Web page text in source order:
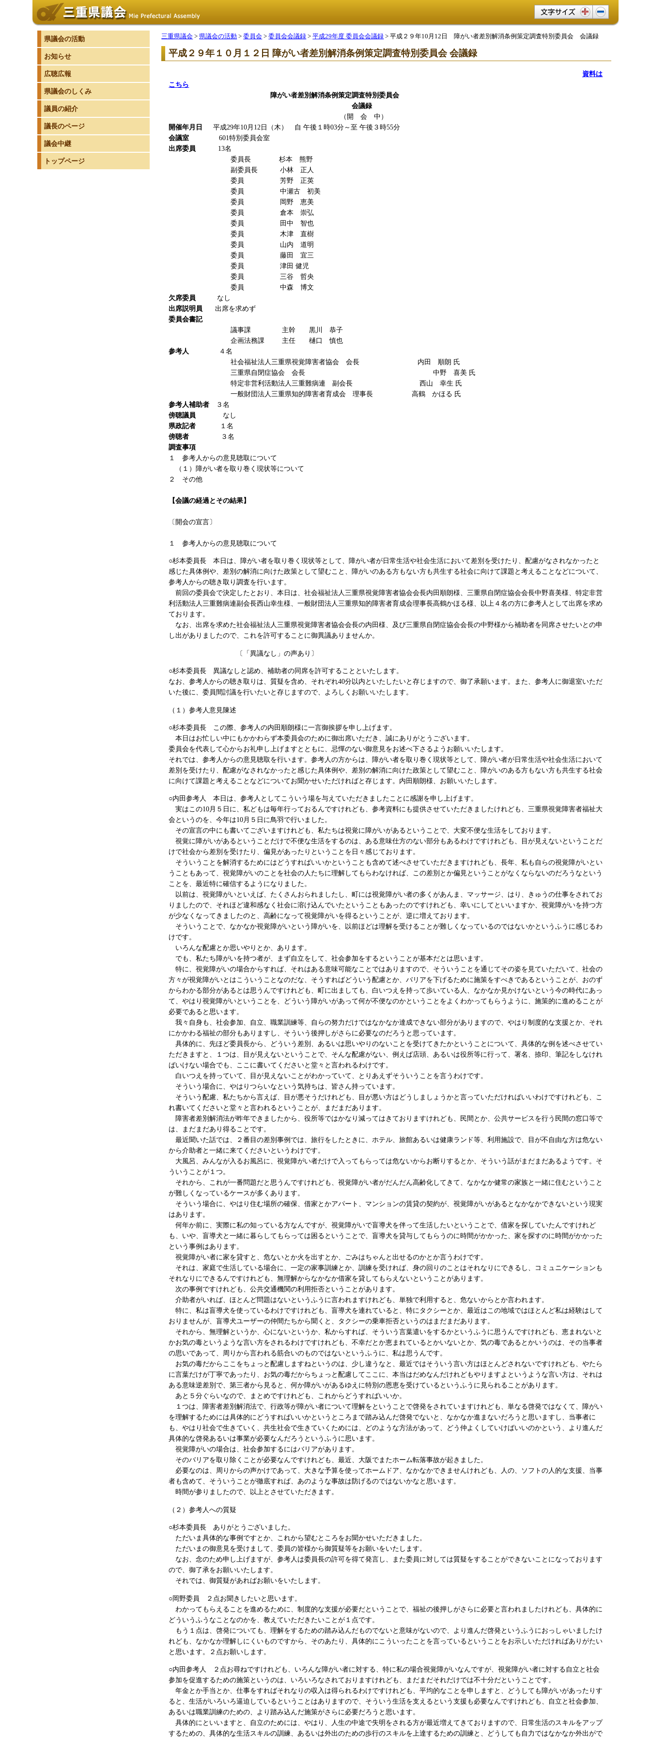
文字サイズ変更
三重県議会 > 県議会の活動 >委員会 >委員会会議録 >平成29年度 委員会会議録 > 平成２９年10月12日 障がい者差別解消条例策定調査特別委員会 会議録
平成２９年１０月１２日 障がい者差別解消条例策定調査特別委員会 会議録
資料は
こちら
障がい者差別解消条例策定調査特別委員会
会議録
（開 会 中）
開催年月日
平成29年10月12日（木） 自 午後１時03分～至 午後３時55分
会議室 601特別委員会室
出席委員 13名
委員長 杉本 熊野
副委員長 小林 正人
委員 芳野 正英
委員 中瀬古 初美
委員 岡野 恵美
委員 倉本 崇弘
委員 田中 智也
委員 木津 直樹
委員 山内 道明
委員 藤田 宜三
委員 津田 健児
委員 三谷 哲央
委員 中森 博文
欠席委員 なし
出席説明員 出席を求めず
委員会書記
議事課 主幹 黒川 恭子
企画法務課 主任 樋口 慎也
参考人
４名
社会福祉法人三重県視覚障害者協会 会長 内田 順朗 氏
三重県自閉症協会 会長 中野 喜美 氏
特定非営利活動法人三重難病連 副会長 西山 幸生 氏
一般財団法人三重県知的障害者育成会 理事長 高鶴 かほる 氏
参考人補助者 ３名
傍聴議員 なし
県政記者 １名
傍聴者 ３名
調査事項
１ 参考人からの意見聴取について
（１）障がい者を取り巻く現状等について
２ その他
【会議の経過とその結果】
〔開会の宣言〕
１ 参考人からの意見聴取について
○杉本委員長 本日は、障がい者を取り巻く現状等として、障がい者が日常生活や社会生活において差別を受けたり、配慮がなされなかったと
感じた具体例や、差別の解消に向けた政策として望むこと、障がいのある方もない方も共生する社会に向けて課題と考えることなどについて、
参考人からの聴き取り調査を行います。
前回の委員会で決定したとおり、本日は、社会福祉法人三重県視覚障害者協会会長内田順朗様、三重県自閉症協会会長中野喜美様、特定非営
利活動法人三重難病連副会長西山幸生様、一般財団法人三重県知的障害者育成会理事長高鶴かほる様、以上４名の方に参考人として出席を求め
ております。
なお、出席を求めた社会福祉法人三重県視覚障害者協会会長の内田様、及び三重県自閉症協会会長の中野様から補助者を同席させたいとの申
し出がありましたので、これを許可することに御異議ありませんか。
〔「異議なし」の声あり〕
○杉本委員長 異議なしと認め、補助者の同席を許可することといたします。
なお、参考人からの聴き取りは、質疑を含め、それぞれ40分以内といたしたいと存じますので、御了承願います。また、参考人に御退室いただ
いた後に、委員間討議を行いたいと存じますので、よろしくお願いいたします。
（１）参考人意見陳述
○杉本委員長 この際、参考人の内田順朗様に一言御挨拶を申し上げます。
本日はお忙しい中にもかかわらず本委員会のために御出席いただき、誠にありがとうございます。
委員会を代表して心からお礼申し上げますとともに、忌憚のない御意見をお述べ下さるようお願いいたします。
それでは、参考人からの意見聴取を行います。参考人の方からは、障がい者を取り巻く現状等として、障がい者が日常生活や社会生活において
差別を受けたり、配慮がなされなかったと感じた具体例や、差別の解消に向けた政策として望むこと、障がいのある方もない方も共生する社会
に向けて課題と考えることなどについてお聞かせいただければと存じます。内田順朗様、お願いいたします。
○内田参考人 本日は、参考人としてこういう場を与えていただきましたことに感謝を申し上げます。
実はこの10月５日に、私どもは毎年行っておるんですけれども、参考資料にも提供させていただきましたけれども、三重県視覚障害者福祉大
会というのを、今年は10月５日に鳥羽で行いました。
その宣言の中にも書いてございますけれども、私たちは視覚に障がいがあるということで、大変不便な生活をしております。
視覚に障がいがあるということだけで不便な生活をするのは、ある意味仕方のない部分もあるわけですけれども、目が見えないということだ
けで社会から差別を受けたり、偏見があったりということを日々感じております。
そういうことを解消するためにはどうすればいいかということも含めて述べさせていただきますけれども、長年、私も自らの視覚障がいとい
うこともあって、視覚障がいのことを社会の人たちに理解してもらわなければ、この差別とか偏見ということがなくならないのだろうなという
ことを、最近特に確信するようになりました。
以前は、視覚障がいといえば、たくさんおられましたし、町には視覚障がい者の多くがあんま、マッサージ、はり、きゅうの仕事をされてお
りましたので、それほど違和感なく社会に溶け込んでいたということもあったのですけれども、幸いにしてといいますか、視覚障がいを持つ方
が少なくなってきましたのと、高齢になって視覚障がいを得るということが、逆に増えております。
そういうことで、なかなか視覚障がいという障がいを、以前ほどは理解を受けることが難しくなっているのではないかというふうに感じるわ
けです。
いろんな配慮とか思いやりとか、あります。
でも、私たち障がいを持つ者が、まず自立をして、社会参加をするということが基本だとは思います。
特に、視覚障がいの場合からすれば、それはある意味可能なことではありますので、そういうことを通じてその姿を見ていただいて、社会の
方々が視覚障がいとはこういうことなのだな、そうすればどういう配慮とか、バリアを下げるために施策をすべきであるということが、おのず
からわかる部分があるとは思うんですけれども、町に出ましても、白いつえを持って歩いている人、なかなか見かけないという今の時代にあっ
て、やはり視覚障がいということを、どういう障がいがあって何が不便なのかということをよくわかってもらうように、施策的に進めることが
必要であると思います。
我々自身も、社会参加、自立、職業訓練等、自らの努力だけではなかなか達成できない部分がありますので、やはり制度的な支援とか、それ
にかかわる福祉の部分もありますし、そういう後押しがさらに必要なのだろうと思っています。
具体的に、先ほど委員長から、どういう差別、あるいは思いやりのないことを受けてきたかということについて、具体的な例を述べさせてい
ただきますと、１つは、目が見えないということで、そんな配慮がない、例えば店頭、あるいは役所等に行って、署名、捺印、筆記をしなけれ
ばいけない場合でも、ここに書いてくださいと堂々と言われるわけです。
白いつえを持っていて、目が見えないことがわかっていて、とりあえずそういうことを言うわけです。
そういう場合に、やはりつらいなという気持ちは、皆さん持っています。
そういう配慮、私たちから言えば、目が悪そうだけれども、目が悪い方はどうしましょうかと言っていただければいいわけですけれども、こ
れ書いてくださいと堂々と言われるということが、まだまだあります。
障害者差別解消法が昨年できましたから、役所等ではかなり減ってはきておりますけれども、民間とか、公共サービスを行う民間の窓口等で
は、まだまだあり得ることです。
最近聞いた話では、２番目の差別事例では、旅行をしたときに、ホテル、旅館あるいは健康ランド等、利用施設で、目が不自由な方は危ない
から介助者と一緒に来てくださいというわけです。
大風呂、みんなが入るお風呂に、視覚障がい者だけで入ってもらっては危ないからお断りするとか、そういう話がまだまだあるようです。そ
ういうことが１つ。
それから、これが一番問題だと思うんですけれども、視覚障がい者がだんだん高齢化してきて、なかなか健常の家族と一緒に住むということ
が難しくなっているケースが多くあります。
そういう場合に、やはり住む場所の確保、借家とかアパート、マンションの賃貸の契約が、視覚障がいがあるとなかなかできないという現実
はあります。
何年か前に、実際に私の知っている方なんですが、視覚障がいで盲導犬を伴って生活したいということで、借家を探していたんですけれど
も、いや、盲導犬と一緒に暮らしてもらっては困るということで、盲導犬を貸与してもらうのに時間がかかった、家を探すのに時間がかかった
という事例はあります。
視覚障がい者に家を貸すと、危ないとか火を出すとか、ごみはちゃんと出せるのかとか言うわけです。
それは、家庭で生活している場合に、一定の家事訓練とか、訓練を受ければ、身の回りのことはそれなりにできるし、コミュニケーションも
それなりにできるんですけれども、無理解からなかなか借家を貸してもらえないということがあります。
次の事例ですけれども、公共交通機関の利用拒否ということがあります。
介助者がいれば、ほとんど問題はないというふうに言われますけれども、単独で利用すると、危ないからとか言われます。
特に、私は盲導犬を使っているわけですけれども、盲導犬を連れていると、特にタクシーとか、最近はこの地域ではほとんど私は経験はして
おりませんが、盲導犬ユーザーの仲間たちから聞くと、タクシーの乗車拒否というのはまだまだあります。
それから、無理解というか、心にないというか、私からすれば、そういう言葉遣いをするかというふうに思うんですけれども、恵まれないと
かお気の毒というような言い方をされるわけですけれども、不幸だとか恵まれているとかいないとか、気の毒であるとかいうのは、その当事者
の思いであって、周りから言われる筋合いのものではないというふうに、私は思うんです。
お気の毒だからここをちょっと配慮しますねというのは、少し違うなと、最近ではそういう言い方はほとんどされないですけれども、やたら
に言葉だけが丁寧であったり、お気の毒だからちょっと配慮してここに、本当はだめなんだけれどもやりますよというような言い方は、それは
ある意味逆差別で、第三者から見ると、何か障がいがあるゆえに特別の恩恵を受けているというふうに見られることがあります。
あと５分ぐらいなので、まとめですけれども、これからどうすればいいか。
１つは、障害者差別解消法で、行政等が障がい者について理解をということで啓発をされていますけれども、単なる啓発ではなくて、障がい
を理解するためには具体的にどうすればいいかというところまで踏み込んだ啓発でないと、なかなか進まないだろうと思いますし、当事者に
も、やはり社会で生きていく、共生社会で生きていくためには、どのような方法があって、どう仲よくしていけばいいのかという、より進んだ
具体的な啓発あるいは事業が必要なんだろうというふうに思います。
視覚障がいの場合は、社会参加するにはバリアがあります。
そのバリアを取り除くことが必要なんですけれども、最近、大阪でまたホーム転落事故が起きました。
必要なのは、周りからの声かけであって、大きな予算を使ってホームドア、なかなかできませんけれども、人の、ソフトの人的な支援、当事
者も含めて、そういうことが徹底すれば、あのような事故は防げるのではないかなと思います。
時間が参りましたので、以上とさせていただきます。
（２）参考人への質疑
○杉本委員長 ありがとうございました。
ただいま具体的な事例ですとか、これから望むところをお聞かせいただきました。
ただいまの御意見を受けまして、委員の皆様から御質疑等をお願いをいたします。
なお、念のため申し上げますが、参考人は委員長の許可を得て発言し、また委員に対しては質疑をすることができないことになっております
ので、御了承をお願いいたします。
それでは、御質疑があればお願いをいたします。
○岡野委員 ２点お聞きしたいと思います。
わかってもらえることを進めるために、制度的な支援が必要だということで、福祉の後押しがさらに必要と言われましたけれども、具体的に
どういうふうなことなのかを、教えていただきたいことが１点です。
もう１点は、啓発についても、理解をするための踏み込んだものでないと意味がないので、より進んだ啓発というふうにおっしゃいましたけ
れども、なかなか理解しにくいものですから、そのあたり、具体的にこういったことを言っているということをお示しいただければありがたい
と思います。２点お願いします。
○内田参考人 ２点お尋ねですけれども、いろんな障がい者に対する、特に私の場合視覚障がいなんですが、視覚障がい者に対する自立と社会
参加を促進するための施策というのは、いろいろなされておりますけれども、まだまだそれだけでは不十分だということです。
年金とか手当とか、仕事をすればそれなりの収入は得られるわけですけれども、平均的なことを申しますと、どうしても障がいがあったりす
ると、生活がいろいろ逼迫しているということはありますので、そういう生活を支えるという支援も必要なんですけれども、自立と社会参加、
あるいは職業訓練のための、より踏み込んだ施策がさらに必要だろうと思います。
具体的にといいますと、自立のためには、やはり、人生の中途で失明をされる方が最近増えてきておりますので、日常生活のスキルをアップ
するための、具体的な生活スキルの訓練、あるいは外出のための歩行のスキルを上達するための訓練と、どうしても自力ではなかなか外出がで
県議会の活動
お知らせ
広聴広報
県議会のしくみ
議員の紹介
議長のページ
議会中継
トップページ